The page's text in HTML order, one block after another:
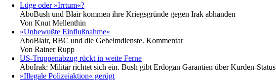
Lüge oder »Irrtum«?
AboBush und Blair kommen ihre Kriegsgründe gegen Irak abhanden
Von Knut Mellenthin
»Unbewußte Einflußnahme«
AboBlair, BBC und die Geheimdienste. Kommentar
Von Rainer Rupp
US-Truppenabzug rückt in weite Ferne
AboIrak: Militär richtet sich ein. Bush gibt Erdogan Garantien über Kurden-Status
»Illegale Polizeiaktion« gerügt